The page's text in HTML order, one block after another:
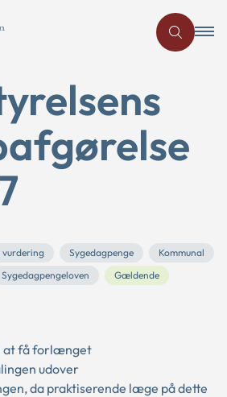
Sygedagpenge
Kommunal
Sygedagpengeloven Gældende
at få forlænget
udover
da praktiserende læge på dette